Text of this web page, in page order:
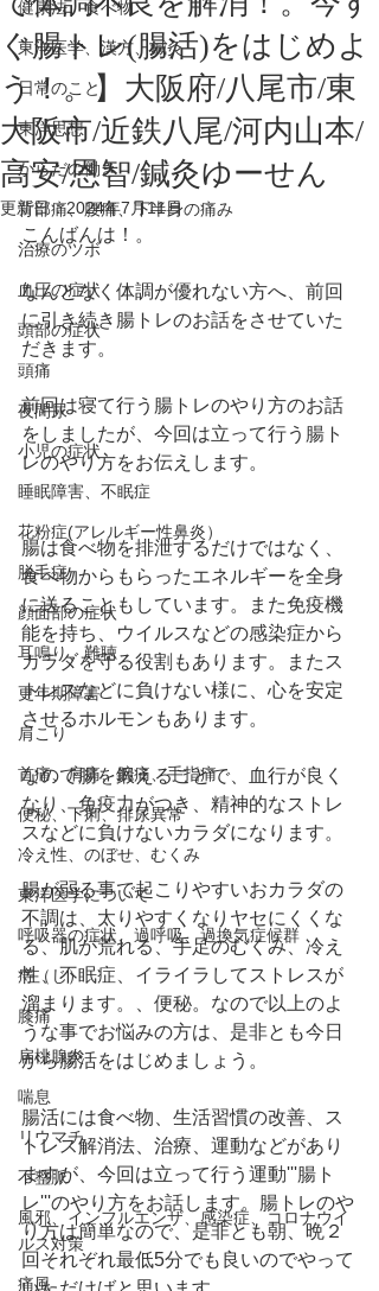
健康法、食べ物
東洋医学、漢方、鍼灸
日常のこと
東洋思想
からだの働き
背部痛、腰痛、下半身の痛み
治療のツボ
血圧の症状
頭部の症状
頭痛
夜間尿
小児の症状
睡眠障害、不眠症
花粉症(アレルギー性鼻炎）
脱毛症
顔面部の症状
耳鳴り、難聴
更年期障害
肩こり
首痛、肩痛、腕痛、手指痛
便秘、下痢、排尿異常
冷え性、のぼせ、むくみ
東洋医学について
呼吸器の症状、過呼吸、過換気症候群
痔（じ）
膝痛
扁桃腺炎
喘息
リウマチ
不整脈
風邪、インフルエンザ、感染症、コロナウイ
ルス対策
痛風
ぐ腸トレ(腸活)をはじめよ
う！。】大阪府/八尾市/東
大阪市/近鉄八尾/河内山本/
高安/恩智/鍼灸ゆーせん
更新日：2024年7月11日
こんばんは！。
なんとなく体調が優れない方へ、前回
に引き続き腸トレのお話をさせていた
だきます。
前回は寝て行う腸トレのやり方のお話
をしましたが、今回は立って行う腸ト
レのやり方をお伝えします。
腸は食べ物を排泄するだけではなく、
食べ物からもらったエネルギーを全身
に送ることもしています。また免疫機
能を持ち、ウイルスなどの感染症から
カラダを守る役割もあります。またス
トレスなどに負けない様に、心を安定
させるホルモンもあります。
なので腸を鍛えることで、血行が良く
なり、免疫力がつき、精神的なストレ
スなどに負けないカラダになります。
腸が弱る事で起こりやすいおカラダの
不調は、太りやすくなりヤセにくくな
る、肌が荒れる、手足のむくみ、冷え
性、不眠症、イライラしてストレスが
溜まります。、便秘。なので以上のよ
うな事でお悩みの方は、是非とも今日
から腸活をはじめましょう。
腸活には食べ物、生活習慣の改善、ス
トレス解消法、治療、運動などがあり
ますが、今回は立って行う運動'''腸ト
レ'''のやり方をお話します。腸トレのや
り方は簡単なので、是非とも朝、晩２
回それぞれ最低5分でも良いのでやって